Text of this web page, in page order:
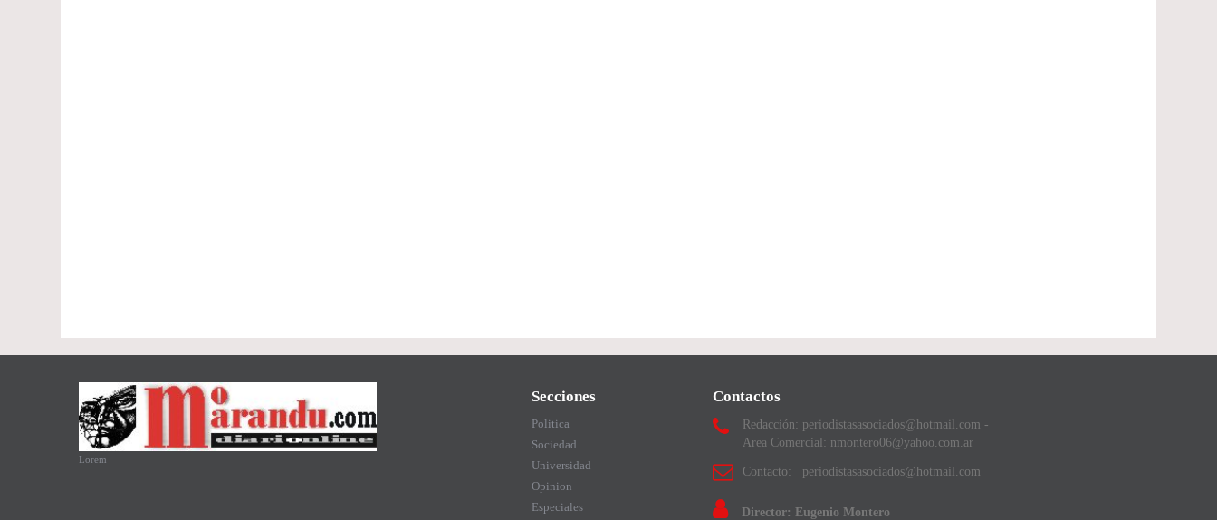
Lorem
Secciones
Politica
Sociedad
Universidad
Opinion
Especiales
Contactos
Redacción: periodistasasociados@hotmail.com -
Area Comercial: nmontero06@yahoo.com.ar
Contacto: periodistasasociados@hotmail.com
Director: Eugenio Montero